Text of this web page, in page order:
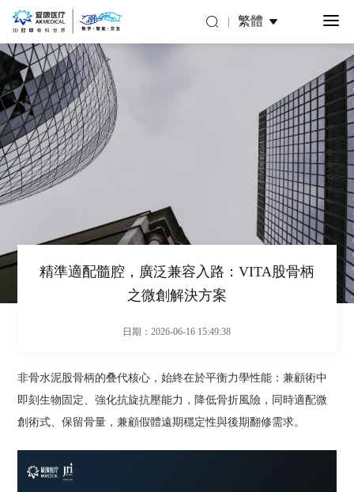
繁體
精準適配髓腔，廣泛兼容入路：VITA股骨柄
之微創解決方案
日期：2026-06-16 15:49:38
非骨水泥股骨柄的叠代核心，始終在於平衡力學性能：兼顧術中
即刻生物固定、強化抗旋抗壓能力，降低骨折風險，同時適配微
創術式、保留骨量，兼顧假體遠期穩定性與後期翻修需求。